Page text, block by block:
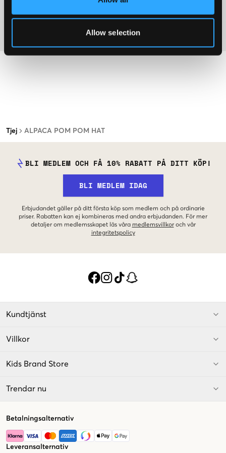
Allow selection
Tjej ALPACA POM POM HAT
BLI MEDLEM OCH FÅ 10% RABATT PÅ DITT KÖP!
BLI MEDLEM IDAG
Erbjudandet gäller på ditt första köp som medlem och på ordinarie
priser. Rabatten kan ej kombineras med andra erbjudanden. För mer
detaljer om medlemsskapet läs våra medlemsvillkor och vår
integritetspolicy
Kundtjänst
Villkor
Kids Brand Store
Trendar nu
Betalningsalternativ
Leveransalternativ